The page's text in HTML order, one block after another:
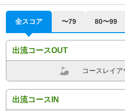
全スコア 〜79 80〜99
出流コースOUT
コースレイア
出流コースIN